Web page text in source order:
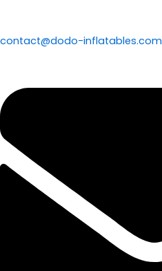
contact@dodo-inflatables.com